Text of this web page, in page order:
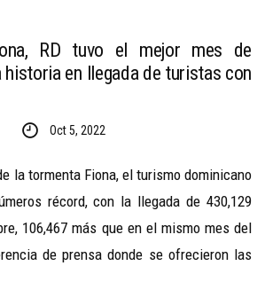
RD tuvo el mejor mes de
historia en llegada de turistas con
Oct 5, 2022
la tormenta Fiona, el turismo dominicano
récord, con la llegada de 430,129
106,467 más que en el mismo mes del
de prensa donde se ofrecieron las